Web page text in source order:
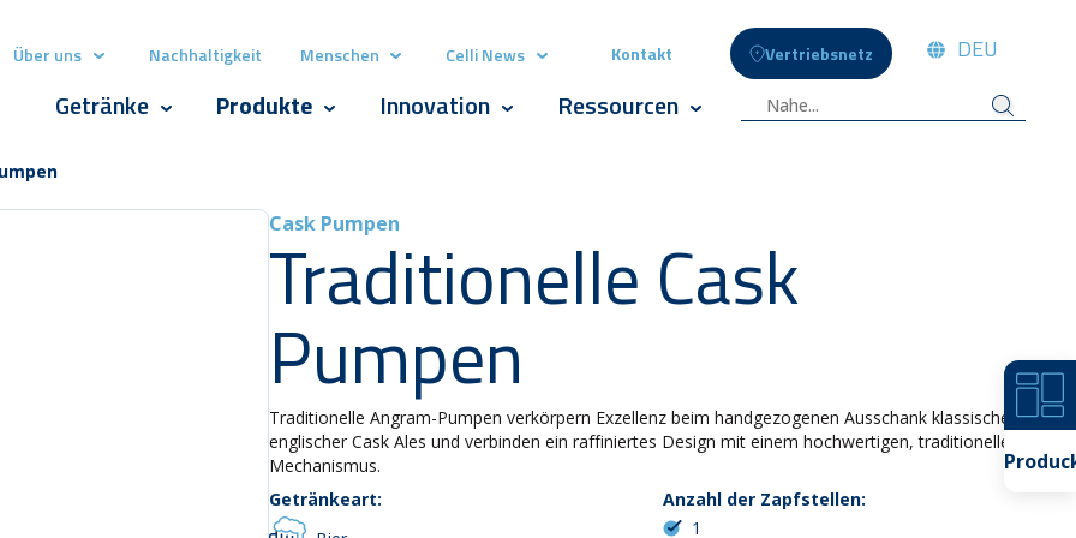
Über uns Show submenu for Über uns
Nachhaltigkeit Menschen Show submenu for Menschen
Celli News Show submenu for Celli News
Kontakt Vertriebsnetz DEU
Getränke Show submenu for Getränke
Produkte Show submenu for Produkte
Innovation Show submenu for Innovation
Ressourcen Show submenu for Ressourcen
Cask Pumpen
Traditionelle Cask
Pumpen
Traditionelle Angram-Pumpen verkörpern Exzellenz beim handgezogenen Ausschank klassischer
englischer Cask Ales und verbinden ein raffiniertes Design mit einem hochwertigen, traditionellen
Mechanismus.
Getränkeart:
Anzahl der Zapfstellen:
1